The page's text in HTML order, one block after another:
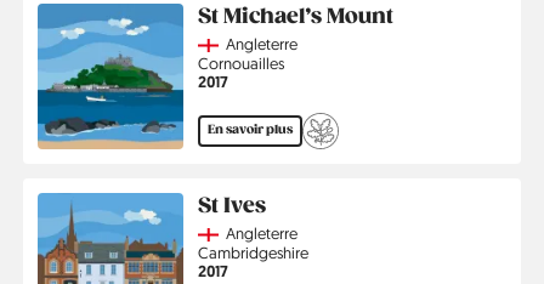
St Michael’s Mount
CountryAngleterre
Région
Cornouailles
Année
2017
En savoir plus
St Ives
CountryAngleterre
Région
Cambridgeshire
Année
2017